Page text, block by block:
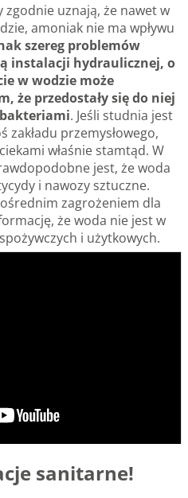
zgodnie uznają, że nawet w
amoniak nie ma wpływu
szereg problemów
instalacji hydraulicznej, o
w wodzie może
że przedostały się do niej
. Jeśli studnia jest
zakładu przemysłowego,
właśnie stamtąd. W
jest, że woda
i nawozy sztuczne.
zagrożeniem dla
że woda nie jest w
i użytkowych.
sanitarne!